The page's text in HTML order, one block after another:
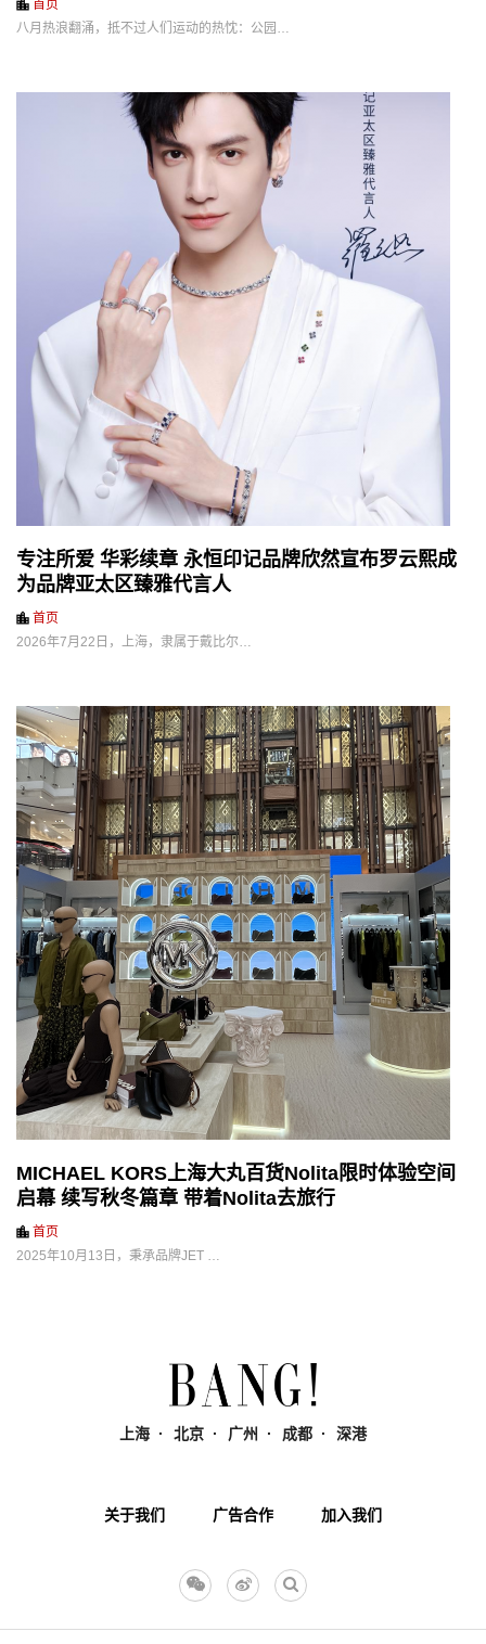
首页
八月热浪翻涌，抵不过人们运动的热忱：公园…
专注所爱 华彩续章 永恒印记品牌欣然宣布罗云熙成
为品牌亚太区臻雅代言人
首页
2026年7月22日，上海，隶属于戴比尔…
MICHAEL KORS上海大丸百货Nolita限时体验空间
启幕 续写秋冬篇章 带着Nolita去旅行
首页
2025年10月13日，秉承品牌JET …
上海 北京 广州 成都 深港
关于我们 广告合作 加入我们